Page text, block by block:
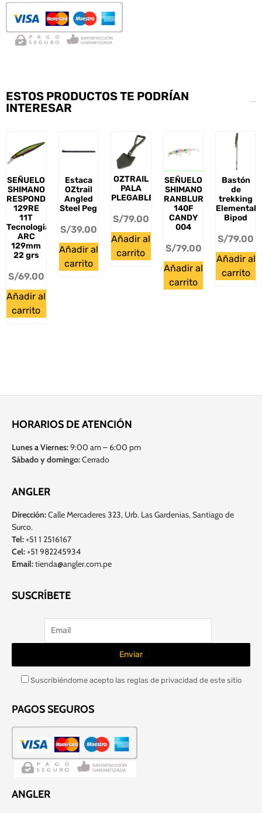
ESTOS PRODUCTOS TE PODRÍAN
INTERESAR
SEÑUELO
SHIMANO
RESPONDER
129RE
11T
Tecnologia
ARC
129mm
22 grs
S/69.00
Añadir al
carrito
Estaca
OZtrail
Angled
Steel Peg
S/39.00
Añadir al
carrito
OZTRAIL
PALA
PLEGABLE
S/79.00
Añadir al
carrito
SEÑUELO
SHIMANO
RANBLUR
140F
CANDY
004
S/79.00
Añadir al
carrito
Bastón
de
trekking
Elemental
Bipod
S/79.00
Añadir al
carrito
HORARIOS DE ATENCIÓN
Lunes a Viernes:9:00 am – 6:00 pm
Sábado y domingo:Cerrado
ANGLER
Dirección:Calle Mercaderes 323, Urb. Las Gardenias, Santiago de
Surco.
Tel:+51 1 2516167
Cel:+51 982245934
Email:tienda@angler.com.pe
SUSCRÍBETE
Suscribiéndome acepto las reglas de privacidad de este sitio
PAGOS SEGUROS
ANGLER